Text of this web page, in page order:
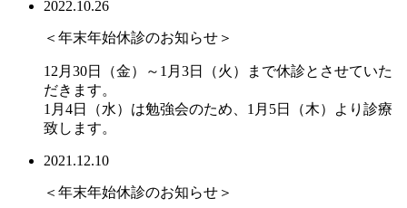
2022.10.26
＜年末年始休診のお知らせ＞
12月30日（金）～1月3日（火）まで休診とさせていた
だきます。
1月4日（水）は勉強会のため、1月5日（木）より診療
致します。
2021.12.10
＜年末年始休診のお知らせ＞